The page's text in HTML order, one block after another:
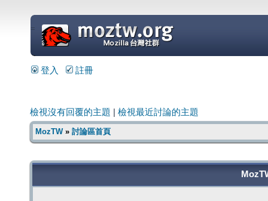
=
登入 註冊
檢視沒有回覆的主題 檢視最近討論的主題
MozTW» 討論區首頁